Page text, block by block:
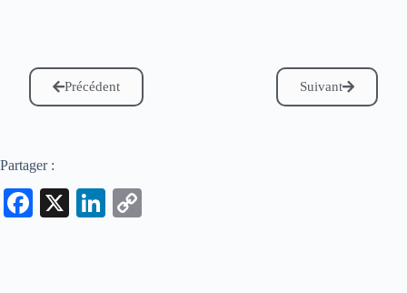
Précédent Suivant
Partager :
Fa
X
Li